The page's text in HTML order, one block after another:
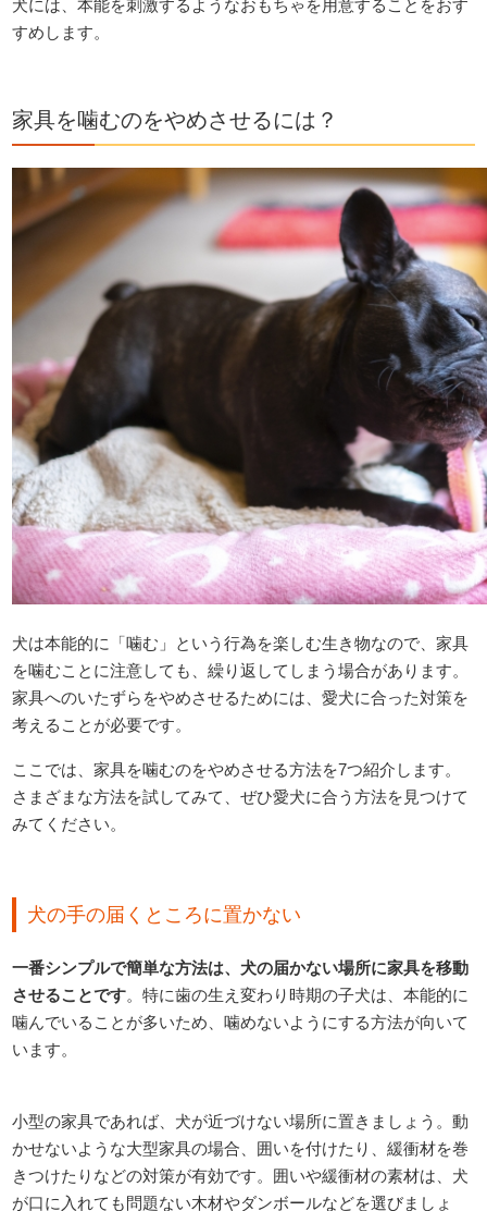
犬には、本能を刺激するようなおもちゃを用意することをおす
すめします。
家具を噛むのをやめさせるには？
犬は本能的に「噛む」という行為を楽しむ生き物なので、家具
を噛むことに注意しても、繰り返してしまう場合があります。
家具へのいたずらをやめさせるためには、愛犬に合った対策を
考えることが必要です。
ここでは、家具を噛むのをやめさせる方法を7つ紹介します。
さまざまな方法を試してみて、ぜひ愛犬に合う方法を見つけて
みてください。
犬の手の届くところに置かない
一番シンプルで簡単な方法は、犬の届かない場所に家具を移動
させることです。特に歯の生え変わり時期の子犬は、本能的に
噛んでいることが多いため、噛めないようにする方法が向いて
います。
小型の家具であれば、犬が近づけない場所に置きましょう。動
かせないような大型家具の場合、囲いを付けたり、緩衝材を巻
きつけたりなどの対策が有効です。囲いや緩衝材の素材は、犬
が口に入れても問題ない木材やダンボールなどを選びましょ